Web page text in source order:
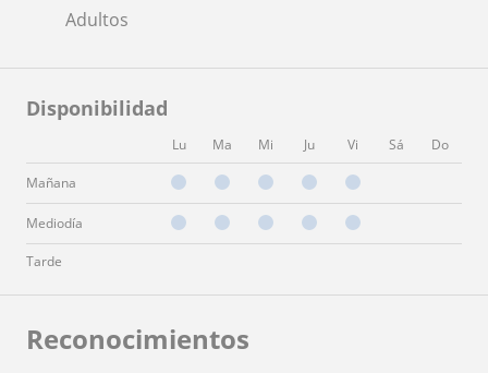
Adultos
Disponibilidad
Lu Ma Mi Ju Vi Sá Do
Mañana
Mediodía
Tarde
Reconocimientos